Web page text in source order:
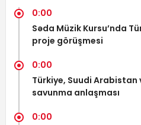
0:00
Səda Müzik Kursu’nda
proje görüşmesi
0:00
Türkiye, Suudi
savunma anlaşması
0:00